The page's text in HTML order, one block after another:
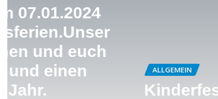
ALLGEMEIN
Kinderfestival 2023 –